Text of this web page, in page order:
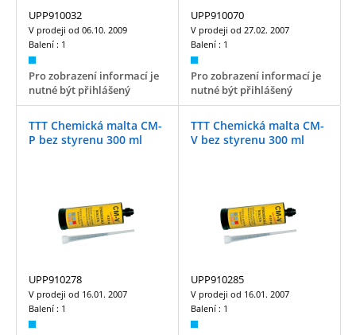
UPP910032
V prodeji od 06.10. 2009
Balení : 1
Pro zobrazení informací je
nutné být přihlášený
UPP910070
V prodeji od 27.02. 2007
Balení : 1
Pro zobrazení informací je
nutné být přihlášený
TTT Chemická malta CM-
P bez styrenu 300 ml
UPP910278
V prodeji od 16.01. 2007
Balení : 1
TTT Chemická malta CM-
V bez styrenu 300 ml
UPP910285
V prodeji od 16.01. 2007
Balení : 1